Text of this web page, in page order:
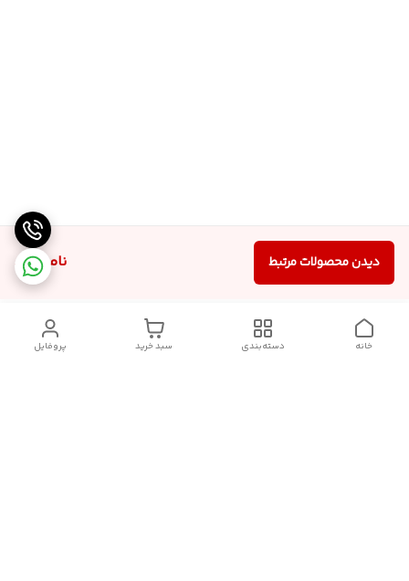
ناموجود دیدن محصولات مرتبط
پروفایل سبد خرید دسته‌بندی خانه